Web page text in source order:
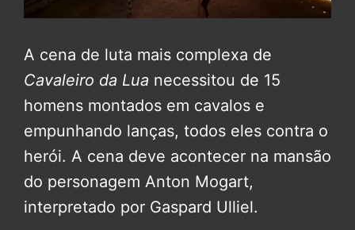
A cena de luta mais complexa de
Cavaleiro da Lua necessitou de 15
homens montados em cavalos e
empunhando lanças, todos eles contra o
herói. A cena deve acontecer na mansão
do personagem Anton Mogart,
interpretado por Gaspard Ulliel.